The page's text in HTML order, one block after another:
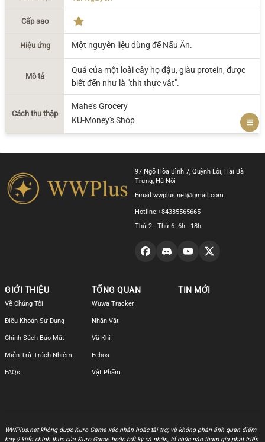
Cấp sao
Hiệu ứng Một nguyên liệu dùng để Nấu Ăn.
Mô tả
Quả của một loài cây họ đậu, giàu protein, được
biết đến như là "thịt thực vật".
Cách thu thập
Mahe's Grocery
KU-Money's Shop
97 Ngõ Hòa Bình 7, Quỳnh Lôi, Hai Bà
Trưng, Hà Nội
Email:wwplus.net@gmail.com
Hotline:+84335565665
Thứ 2 - Thứ 6: 6h - 18h
GIỚI THIỆU
Về Chúng Tôi
Điều Khoản Sử Dụng
Chính Sách Bảo Mật
Miễn Trừ Trách Nhiệm
FAQs
TỔNG QUAN
Wuwa Tracker
Nhân Vật
Vũ Khí
Echos
Vật Phẩm
TIN MỚI
WWPlus.net không được Kuro Game xác nhận hoặc tài trợ, và không phản ánh quan điểm
hay ý kiến chính thức của Kuro Game hoặc bất kỳ cá nhân, tổ chức nào tham gia phát triển